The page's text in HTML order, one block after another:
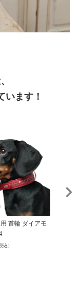
います！
首輪 ダイアモ
込）